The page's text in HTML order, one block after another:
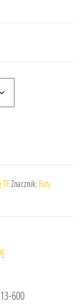
10 Club TF
Znacznik: Buty
600